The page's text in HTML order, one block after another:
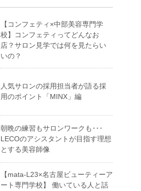
【コンフェティ×中部美容専門学
校】コンフェティってどんなお
店？サロン見学では何を見たらい
いの？
人気サロンの採用担当者が語る採
用のポイント「MINX」編
朝晩の練習もサロンワークも･･･
LECOのアシスタントが目指す理想
とする美容師像
【mata-L23×名古屋ビューティーア
ート専門学校】 働いている人と話